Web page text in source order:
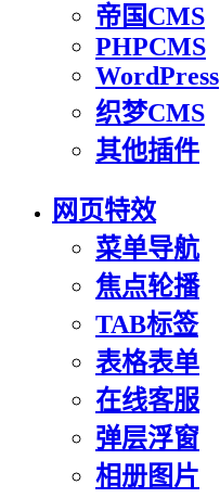
帝国CMS
PHPCMS
WordPress
织梦CMS
其他插件
网页特效
菜单导航
焦点轮播
TAB标签
表格表单
在线客服
弹层浮窗
相册图片